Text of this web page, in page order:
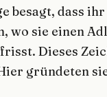
besagt, dass
wo sie einen
Dieses
gründeten